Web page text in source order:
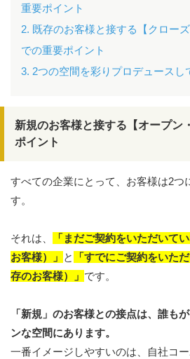
重要ポイント
2. 既存のお客様と接する【クロー
での重要ポイント
3. 2つの空間を彩りプロデュースし
新規のお客様と接する【オープン
ポイント
すべての企業にとって、お客様は2つ
す。
それは、
「まだご契約をいただいて
お客様）」 と
「すでにご契約をいた
存のお客様）」 です。
「新規」のお客様との接点は、誰も
ンな空間にあります。
一番イメージしやすいのは、自社コ